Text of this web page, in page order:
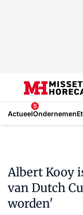
Actueel
5
Ondernemen
Albert Kooy
van Dutch
worden'